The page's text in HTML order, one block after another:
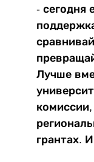
- сегодня
Лучше
комиссии,
грантах.